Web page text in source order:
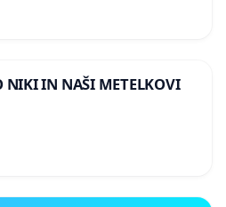
NIKI IN NAŠI METELKOVI